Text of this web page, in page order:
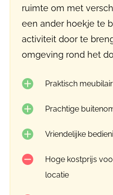
ruimte om met
een ander hoekje te
activiteit door te
omgeving rond het
Praktisch meubilair
Prachtige
Vriendelijke
Hoge kostprijs
locatie